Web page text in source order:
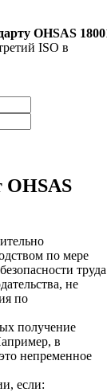
OHSAS
ISO в
OHSAS
по мере
труда
не
по
получение
в
непременное
если: